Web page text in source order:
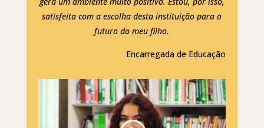
satisfeita com a escolha desta instituição para o
futuro do meu filho.
Encarregada de Educação